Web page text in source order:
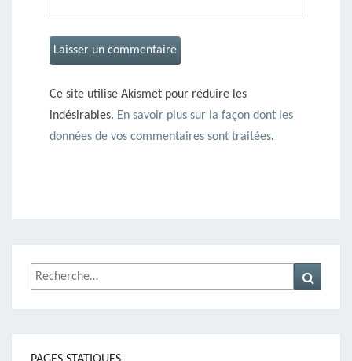
Ce site utilise Akismet pour réduire les
indésirables. En savoir plus sur la façon dont les
données de vos commentaires sont traitées.
Rechercher :